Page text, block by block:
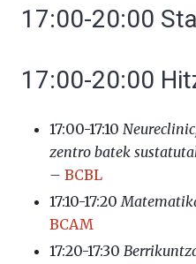
17:00-20:00
17:00-20:00
17:00-17:10
zentro batek
– BCBL
17:10-17:20
BCAM
17:20-17:30